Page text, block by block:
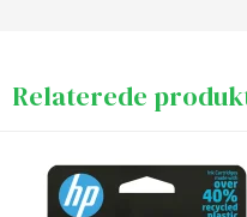
Relaterede